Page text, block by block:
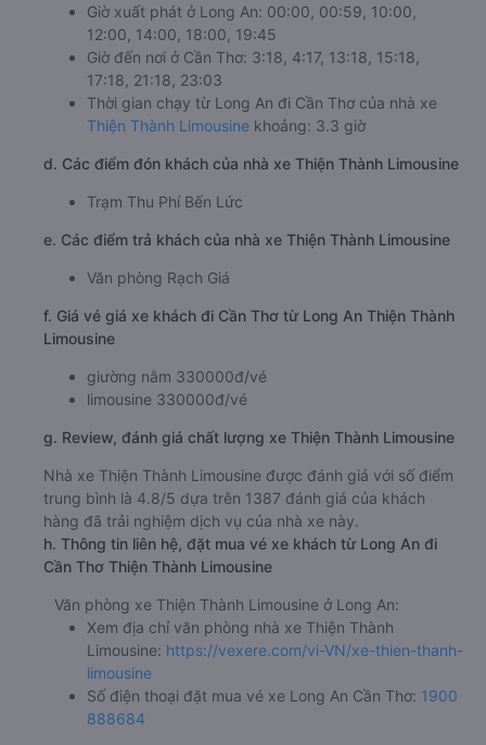
Giờ xuất phát ở Long An: 00:00, 00:59, 10:00,
12:00, 14:00, 18:00, 19:45
Giờ đến nơi ở Cần Thơ: 3:18, 4:17, 13:18, 15:18,
17:18, 21:18, 23:03
Thời gian chạy từ Long An đi Cần Thơ của nhà xe
Thiện Thành Limousine khoảng: 3.3 giờ
d. Các điểm đón khách của nhà xe Thiện Thành Limousine
Trạm Thu Phí Bến Lức
e. Các điểm trả khách của nhà xe Thiện Thành Limousine
Văn phòng Rạch Giá
f. Giá vé giá xe khách đi Cần Thơ từ Long An Thiện Thành
Limousine
giường nằm 330000đ/vé
limousine 330000đ/vé
g. Review, đánh giá chất lượng xe Thiện Thành Limousine
Nhà xe Thiện Thành Limousine được đánh giá với số điểm
trung bình là 4.8/5 dựa trên 1387 đánh giá của khách
hàng đã trải nghiệm dịch vụ của nhà xe này.
h. Thông tin liên hệ, đặt mua vé xe khách từ Long An đi
Cần Thơ Thiện Thành Limousine
Văn phòng xe Thiện Thành Limousine ở Long An:
Xem địa chỉ văn phòng nhà xe Thiện Thành
Limousine: https://vexere.com/vi-VN/xe-thien-thanh-
limousine
Số điện thoại đặt mua vé xe Long An Cần Thơ: 1900
888684